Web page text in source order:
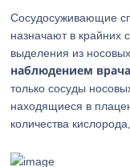
Сосудосуживающие
назначают в крайних
выделения из
наблюдением
только сосуды
находящиеся в
количества